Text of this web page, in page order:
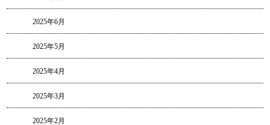
2025年6月
2025年5月
2025年4月
2025年3月
2025年2月